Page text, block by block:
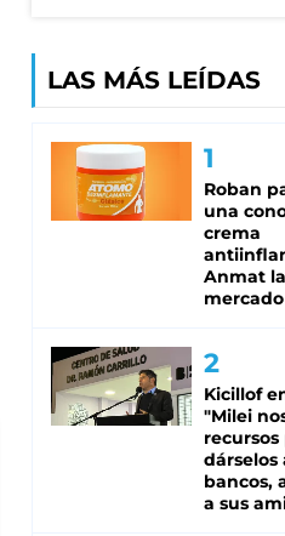
LAS MÁS LEÍDAS
Roban
una
crema
Anmat
mercado
Kicillof
"Milei
recursos
dárselos
bancos,
a sus